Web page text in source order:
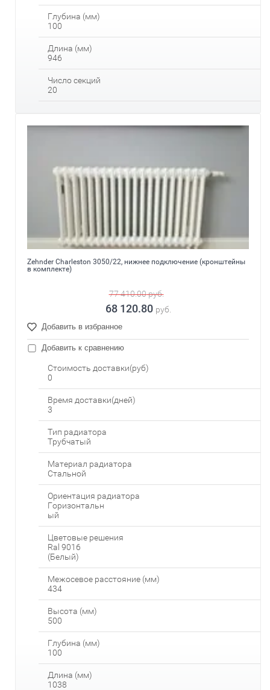
Глубина (мм)
100
Длина (мм)
946
Число секций
20
Zehnder Charleston 3050/22, нижнее подключение (кронштейны
в комплекте)
77 410.00руб.
68 120.80 руб.
Добавить в избранное
Добавить к сравнению
Стоимость доставки(руб)
0
Время доставки(дней)
3
Тип радиатора
Трубчатый
Материал радиатора
Стальной
Ориентация радиатора
Горизонтальн
ый
Цветовые решения
Ral 9016
(Белый)
Межосевое расстояние (мм)
434
Высота (мм)
500
Глубина (мм)
100
Длина (мм)
1038